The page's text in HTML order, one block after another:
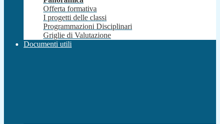
Offerta formativa
I progetti delle classi
Programmazioni Disciplinari
Griglie di Valutazione
Documenti utili